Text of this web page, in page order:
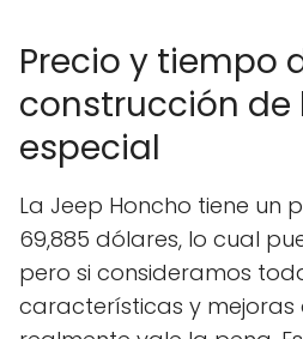
Precio y tiempo
construcción de
especial
La Jeep Honcho tiene un
69,885 dólares, lo cual
pero si consideramos
características y mejoras